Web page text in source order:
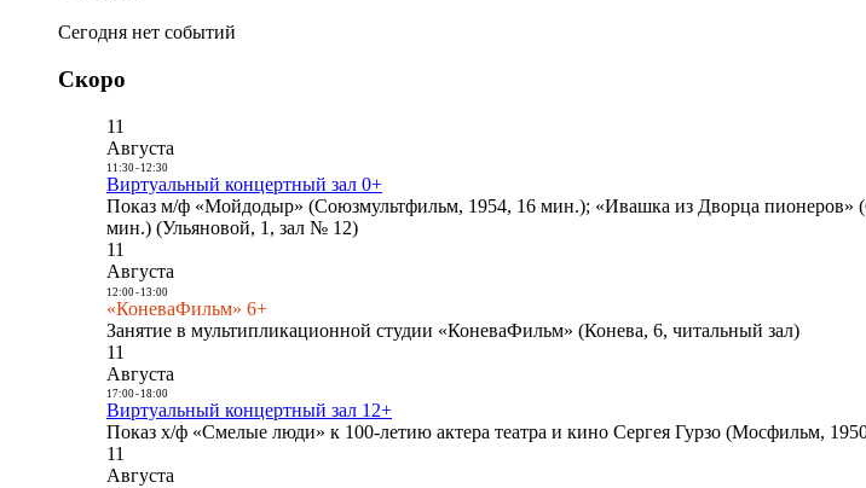
Сегодня нет событий
Скоро
11
Августа
11:30- 12:30
Виртуальный концертный зал 0+
Показ м/ф «Мойдодыр» (Союзмультфильм, 1954, 16 мин.); «Ивашка из Дворца
мин.) (Ульяновой, 1, зал № 12)
11
Августа
12:00- 13:00
«КоневаФильм» 6+
Занятие в мультипликационной студии «КоневаФильм» (Конева, 6, читальный зал)
11
Августа
17:00- 18:00
Виртуальный концертный зал 12+
Показ х/ф «Смелые люди» к 100-летию актера театра и кино Сергея Гурзо (Мосфильм,
11
Августа